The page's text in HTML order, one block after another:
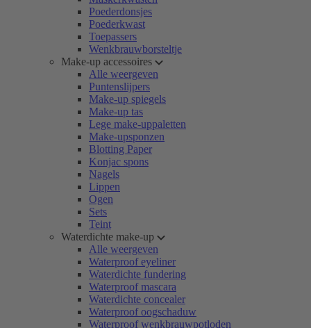
Poederdonsjes
Poederkwast
Toepassers
Wenkbrauwborsteltje
Make-up accessoires
Alle weergeven
Puntenslijpers
Make-up spiegels
Make-up tas
Lege make-uppaletten
Make-upsponzen
Blotting Paper
Konjac spons
Nagels
Lippen
Ogen
Sets
Teint
Waterdichte make-up
Alle weergeven
Waterproof eyeliner
Waterdichte fundering
Waterproof mascara
Waterdichte concealer
Waterproof oogschaduw
Waterproof wenkbrauwpotloden